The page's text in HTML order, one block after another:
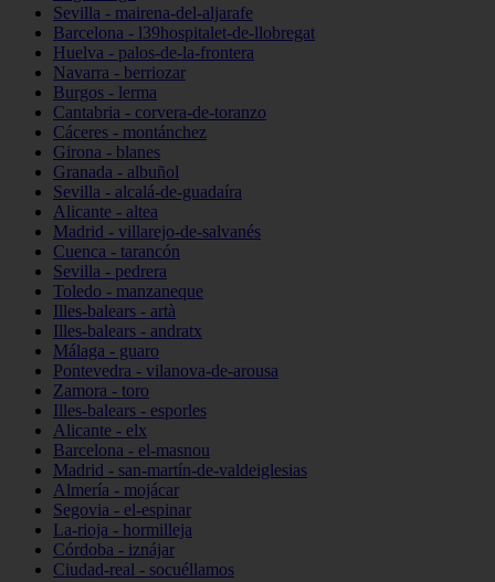
Sevilla - mairena-del-aljarafe
Barcelona - l39hospitalet-de-llobregat
Huelva - palos-de-la-frontera
Navarra - berriozar
Burgos - lerma
Cantabria - corvera-de-toranzo
Cáceres - montánchez
Girona - blanes
Granada - albuñol
Sevilla - alcalá-de-guadaíra
Alicante - altea
Madrid - villarejo-de-salvanés
Cuenca - tarancón
Sevilla - pedrera
Toledo - manzaneque
Illes-balears - artà
Illes-balears - andratx
Málaga - guaro
Pontevedra - vilanova-de-arousa
Zamora - toro
Illes-balears - esporles
Alicante - elx
Barcelona - el-masnou
Madrid - san-martín-de-valdeiglesias
Almería - mojácar
Segovia - el-espinar
La-rioja - hormilleja
Córdoba - iznájar
Ciudad-real - socuéllamos